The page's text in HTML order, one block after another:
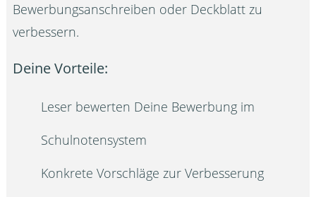
Bewerbungsanschreiben oder Deckblatt zu
verbessern.
Deine Vorteile:
Leser bewerten Deine Bewerbung im
Schulnotensystem
Konkrete Vorschläge zur Verbesserung